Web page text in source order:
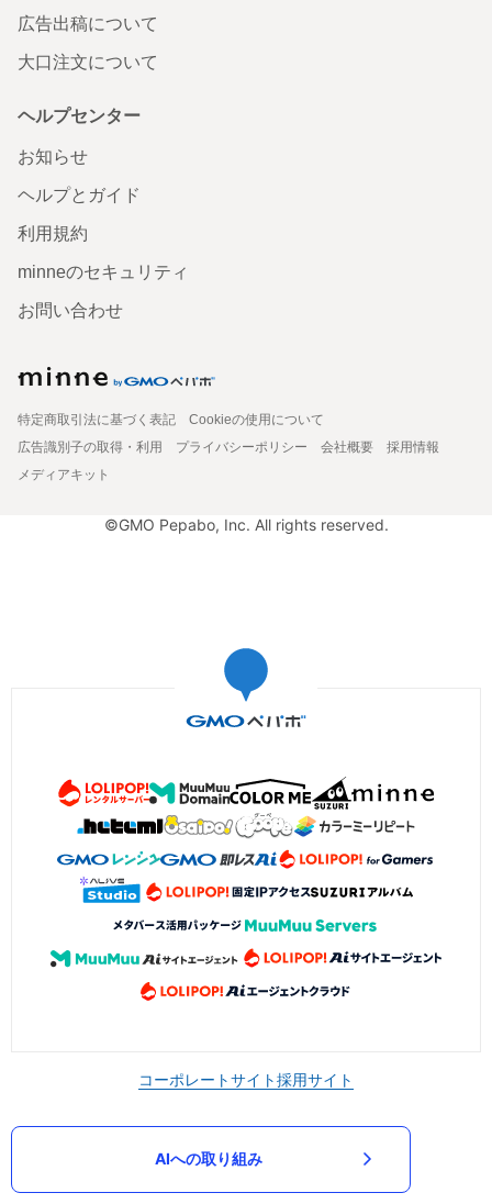
広告出稿について
大口注文について
ヘルプセンター
お知らせ
ヘルプとガイド
利用規約
minneのセキュリティ
お問い合わせ
特定商取引法に基づく表記
Cookieの使用について
広告識別子の取得・利用
プライバシーポリシー 会社概要
採用情報
メディアキット
©GMO Pepabo, Inc. All rights reserved.
コーポレートサイト採用サイト
AIへの取り組み